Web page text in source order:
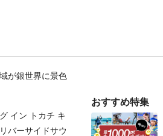
が銀世界に景色
イン トカチ キ
バーサイドサウ
おすすめ特集